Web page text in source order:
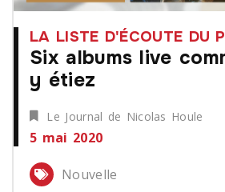
LA LISTE D'ÉCOUTE DU
Six albums live
y étiez
Le Journal de Nicolas Houle
5 mai 2020
Nouvelle